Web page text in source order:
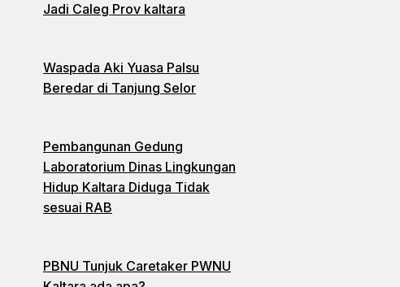
Jadi Caleg Prov kaltara
Waspada Aki Yuasa Palsu
Beredar di Tanjung Selor
Pembangunan Gedung
Laboratorium Dinas Lingkungan
Hidup Kaltara Diduga Tidak
sesuai RAB
PBNU Tunjuk Caretaker PWNU